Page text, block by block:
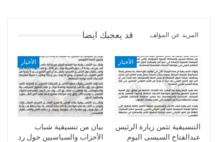
قد يعجبك ايضا المزيد عن المؤلف
الأخبار
بيان من تنسيقية شباب
الأحزاب والسياسيين حول رد
الأخبار
التنسيقية تثمن زيارة الرئيس
عبدالفتاح السيسى اليوم